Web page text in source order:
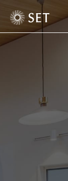
物件一覧
お客様の声